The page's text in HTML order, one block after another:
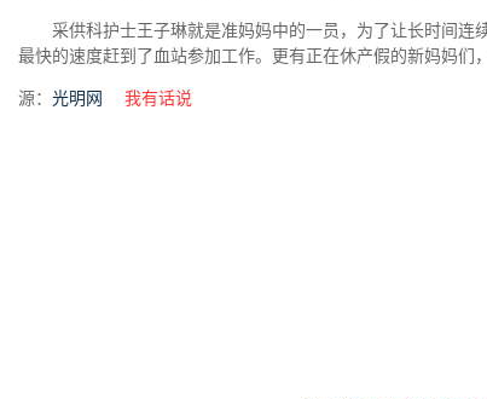
采供科护士王子琳就是准妈妈中的一员，为了让长时间连
最快的速度赶到了血站参加工作。更有正在休产假的新妈妈们
源： 光明网 我有话说